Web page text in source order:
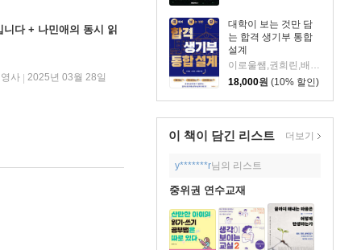
대학이 보는 것만 담
는 합격 생기부 통합
설계
18,000원 (10% 할인)
이 책이 담긴 리스트 더보기
y*******r님의 리스트
중위권 연수교재
다 + 나민애의 동시 읽
사 2025년 03월 28일